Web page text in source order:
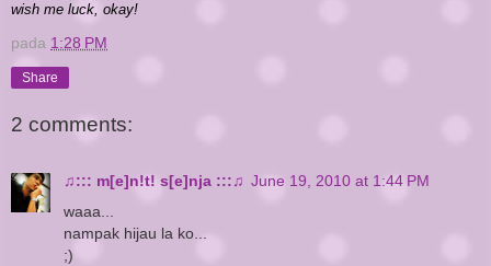
wish me luck, okay!
pada 1:28 PM
Share
2 comments:
♫::: m[e]n!t! s[e]nja :::♫ June 19, 2010 at 1:44 PM
waaa...
nampak hijau la ko...
;)